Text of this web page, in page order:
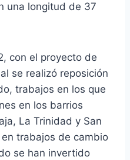
una longitud de 37
con el proyecto de
se realizó reposición
trabajos en los que
en los barrios
La Trinidad y San
trabajos de cambio
se han invertido